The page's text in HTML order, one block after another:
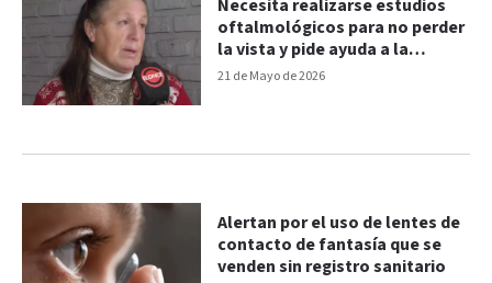
21 de Mayo de 2026
Necesita realizarse estudios
oftalmológicos para no perder
la vista y pide ayuda a la
comunidad
Alertan por el uso de lentes de
contacto de fantasía que se
venden sin registro sanitario